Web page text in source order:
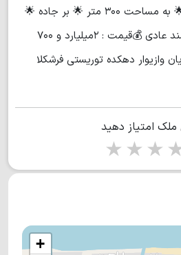
سال ساخت قابل استفاده 🌟 به مساحت ۳۰۰ متر 🌟 بر جاده 🌟
بافت تجاری مسکونی 🌟 سند عادی 💰قیمت : ۲میلیارد و ۷۰۰
وازیوار دهکده توریستی فرشکلا
ملک امتیاز دهید
5 stars
4 stars
3 stars
2 stars
+